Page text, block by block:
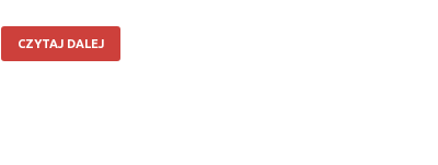
CZYTAJ DALEJ